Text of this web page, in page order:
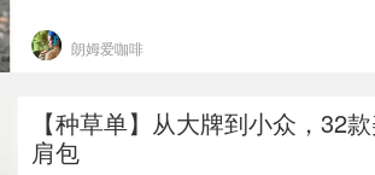
了少女
朗姆爱咖啡
【种草单】从大牌到小众，32
肩包